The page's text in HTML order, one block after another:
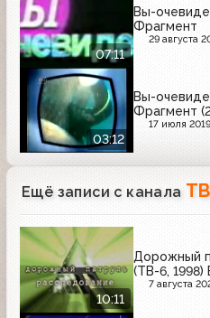
07:11
Вы-
Фрагмент
29 августа
03:12
Вы-
Фрагмент
17 июля
Ещё записи с канала
10:11
Дорожный
(ТВ-6,
7 августа